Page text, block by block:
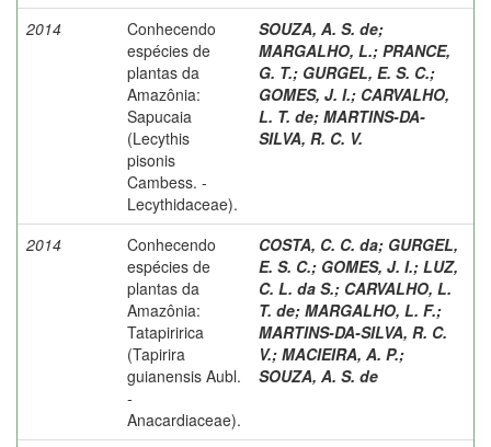
2014
Conhecendo
espécies de
plantas da
Amazônia:
Sapucaia
(Lecythis
pisonis
Cambess. -
Lecythidaceae).
SOUZA, A. S. de;
MARGALHO, L.; PRANCE,
G. T.; GURGEL, E. S. C.;
GOMES, J. I.; CARVALHO,
L. T. de; MARTINS-DA-
SILVA, R. C. V.
2014
Conhecendo
espécies de
plantas da
Amazônia:
Tatapiririca
(Tapirira
guianensis Aubl.
-
Anacardiaceae).
COSTA, C. C. da; GURGEL,
E. S. C.; GOMES, J. I.; LUZ,
C. L. da S.; CARVALHO, L.
T. de; MARGALHO, L. F.;
MARTINS-DA-SILVA, R. C.
V.; MACIEIRA, A. P.;
SOUZA, A. S. de